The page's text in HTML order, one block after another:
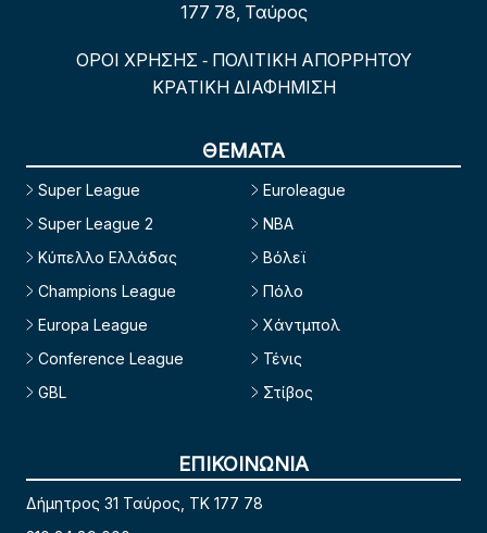
177 78, Ταύρος
ΟΡΟΙ ΧΡΗΣΗΣ - ΠΟΛΙΤΙΚΗ ΑΠΟΡΡΗΤΟΥ
ΚΡΑΤΙΚΗ ΔΙΑΦΗΜΙΣΗ
ΘΕΜΑΤΑ
Super League
Super League 2
Κύπελλο Ελλάδας
Champions League
Europa League
Conference League
GBL
Euroleague
NBA
Βόλεϊ
Πόλο
Χάντμπολ
Τένις
Στίβος
ΕΠΙΚΟΙΝΩΝΙΑ
Δήμητρος 31 Ταύρος, TK 177 78